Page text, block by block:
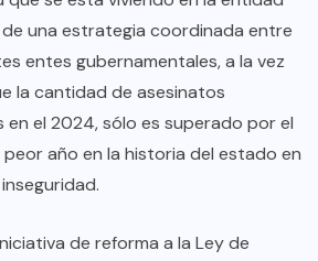
una estrategia coordinada entre
entes gubernamentales, a la vez
la cantidad de asesinatos
en el 2024, sólo es superado por el
peor año en la historia del estado en
de reforma a la Ley de